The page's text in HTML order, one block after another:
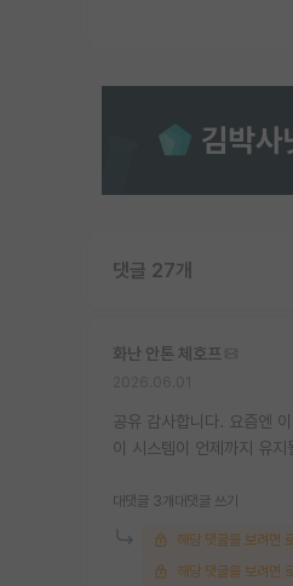
댓글 27개
화난 안톤 체호프
공유 감사합니다. 요즘엔
이 시스템이 언제까지 유지
대댓글 3개 대댓글 쓰기
해당 댓글을 보려면
해당 댓글을 보려면